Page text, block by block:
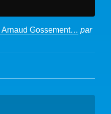
Arnaud Gossement… par